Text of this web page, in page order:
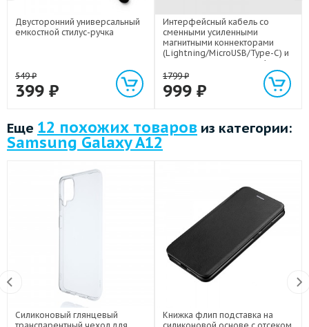
Двусторонний универсальный
емкостной стилус-ручка
549₽
399 ₽
Интерфейсный кабель со
сменными усиленными
магнитными коннекторами
(Lightning/MicroUSB/Type-C) и
световым индикатором 1м
1799₽
999 ₽
Еще 12 похожих товаров из категории:
Samsung Galaxy A12
Силиконовый глянцевый
Книжка флип подставка на